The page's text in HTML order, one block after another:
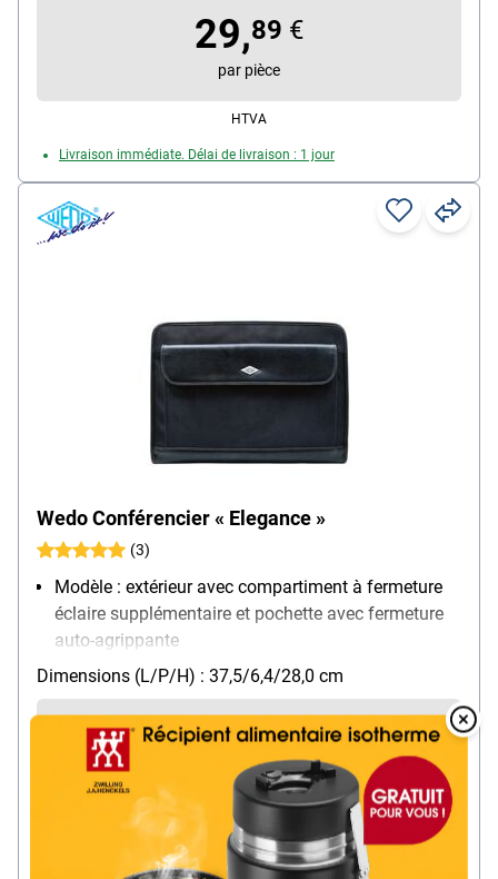
Overlay
29,89 €
par pièce
HTVA
Livraison immédiate. Délai de livraison : 1 jour
Wedo Conférencier « Elegance »
(3)
Modèle : extérieur avec compartiment à fermeture
éclaire supplémentaire et pochette avec fermeture
auto-agrippante
Matière : similicuir / nylon
Pour format : A4
Poids : 0.943 kg
Dimensions (L/P/H) : 37,5/6,4/28,0 cm
41,99€
par pièce
HTVA
Livraison immédiate. Délai de livraison : 1 jour